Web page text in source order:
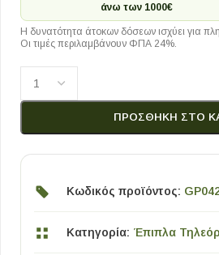
άνω των 1000€
Η δυνατότητα άτοκων δόσεων ισχύει για
Οι τιμές περιλαμβάνουν ΦΠΑ 24%.
ΠΡΟΣΘΉΚΗ ΣΤΟ
Κωδικός προϊόντος:
Κατηγορία: Έπιπλα